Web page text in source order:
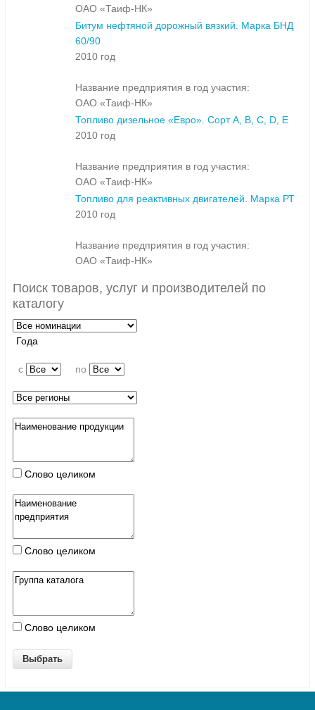
ОАО «Таиф-НК»
Битум нефтяной дорожный вязкий. Марка БНД
60/90
2010 год
Название предприятия в год участия:
ОАО «Таиф-НК»
Топливо дизельное «Евро». Сорт A, B, C, D, E
2010 год
Название предприятия в год участия:
ОАО «Таиф-НК»
Топливо для реактивных двигателей. Марка РТ
2010 год
Название предприятия в год участия:
ОАО «Таиф-НК»
Поиск товаров, услуг и производителей по
каталогу
Года
c по
Слово целиком
Слово целиком
Слово целиком